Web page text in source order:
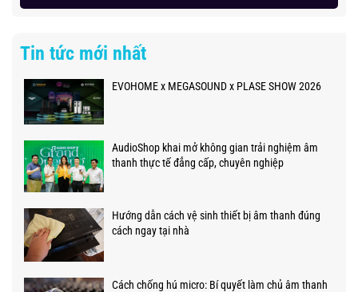
Tin tức mới nhất
EVOHOME x MEGASOUND x PLASE SHOW 2026
AudioShop khai mở không gian trải nghiệm âm
thanh thực tế đẳng cấp, chuyên nghiệp
Hướng dẫn cách vệ sinh thiết bị âm thanh đúng
cách ngay tại nhà
Cách chống hú micro: Bí quyết làm chủ âm thanh